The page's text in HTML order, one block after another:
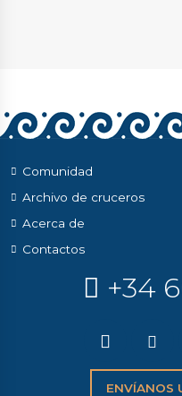
Comunidad
Archivo de cruceros
Acerca de
Contactos
+34
ENVÍANOS